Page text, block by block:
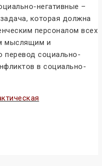
негативные –
которая должна
персоналом всех
мыслящим и
перевод социально-
в социально-